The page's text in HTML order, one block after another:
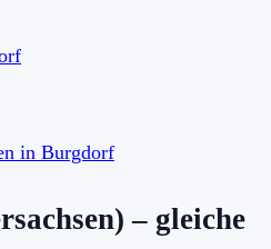
in Burgdorf
– gleiche